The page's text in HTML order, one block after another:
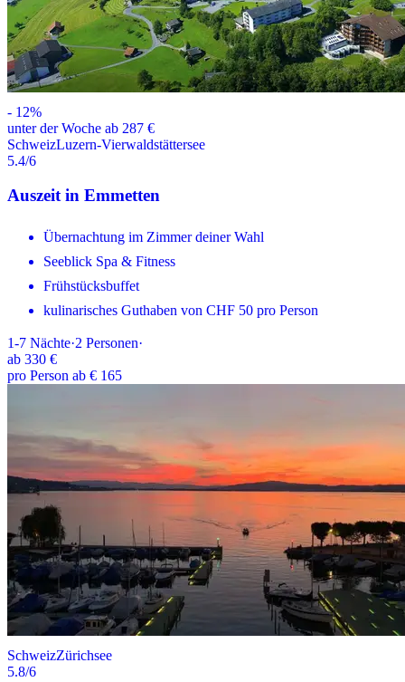
- 12%
unter der Woche ab 287 €
SchweizLuzern-Vierwaldstättersee
5.4/6
Auszeit in Emmetten
Übernachtung im Zimmer deiner Wahl
Seeblick Spa & Fitness
Frühstücksbuffet
kulinarisches Guthaben von CHF 50 pro Person
1-7 Nächte·2 Personen·
ab 330 €
pro Person ab € 165
SchweizZürichsee
5.8/6